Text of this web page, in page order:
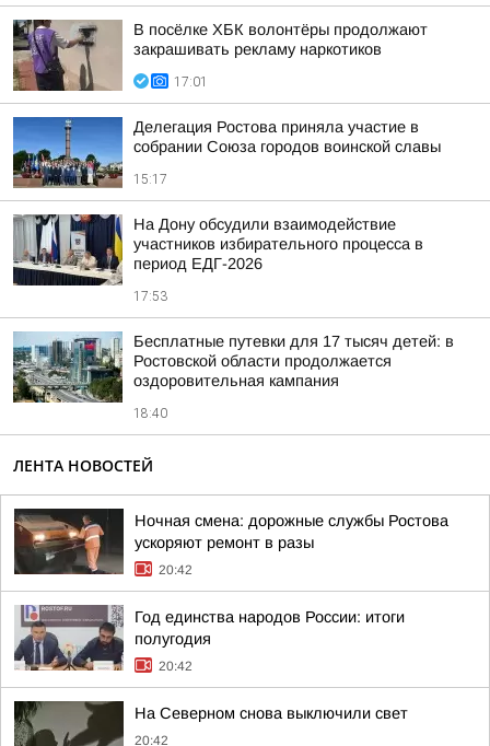
В посёлке ХБК волонтёры продолжают
закрашивать рекламу наркотиков
17:01
Делегация Ростова приняла участие в
собрании Союза городов воинской славы
15:17
На Дону обсудили взаимодействие
участников избирательного процесса в
период ЕДГ-2026
17:53
Бесплатные путевки для 17 тысяч детей: в
Ростовской области продолжается
оздоровительная кампания
18:40
ЛЕНТА НОВОСТЕЙ
Ночная смена: дорожные службы Ростова
ускоряют ремонт в разы
20:42
Год единства народов России: итоги
полугодия
20:42
На Северном снова выключили свет
20:42